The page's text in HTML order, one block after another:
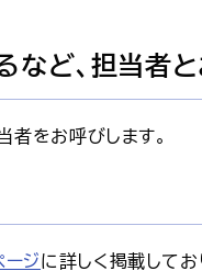
など、担当者
者をお呼びします。
ジに詳しく掲載してお